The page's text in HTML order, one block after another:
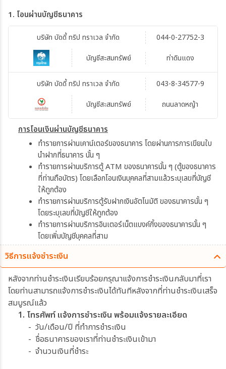
1. โอนผ่านบัญชีธนาคาร
บัญชีสะสมทรัพย์
บริษัท บัดดี้ ทริป ทราเวล จำกัด
ท่าดินแดง
044-0-27752-3
บัญชีสะสมทรัพย์
บริษัท บัดดี้ ทริป ทราเวล จำกัด
ถนนลาดหญ้า
043-8-34577-9
การโอนเงินผ่านบัญชีธนาคาร
ทำรายการผ่านเคาน์เตอร์ของธนาคาร โดยผ่านการการเขียนใบ
นำฝากที่ธนาคาร นั้น ๆ
ทำรายการผ่านบริการตู้ ATM ของธนาคารนั้น ๆ (ตู้ของธนาคาร
ที่ท่านถือบัตร) โดยเลือกโอนเงินบุคคลที่สามแล้วระบุเลขที่บัญชี
ให้ถูกต้อง
ทำรายการผ่านบริการตู้รับฝากเงินอัตโนมัติ ของธนาคารนั้น ๆ
โดยระบุเลขที่บัญชีให้ถูกต้อง
ทำรายการผ่านบริการอินเตอร์เน็ตแบงค์กิ้งของธนาคารนั้น ๆ
โดยเพิ่มบัญชีบุคคลที่สาม
วิธีการแจ้งชำระเงิน
หลังจากท่านชำระเงินเรียบร้อยกรุณาแจ้งการชำระเงินกลับมาที่เรา
โดยท่านสามารถแจ้งการชำระเงินได้ทันทีหลังจากที่ท่านชำระเงินเสร็จ
สมบูรณ์แล้ว
1. โทรศัพท์ แจ้งการชำระเงิน พร้อมแจ้งรายละเอียด
- วัน/เดือน/ปี ที่ทำการชำระเงิน
- ชื่อธนาคารของเราที่ท่านชำระเงินเข้ามา
- จำนวนเงินที่ชำระ